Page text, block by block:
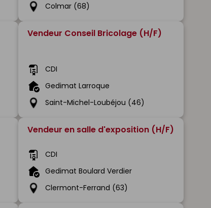
Colmar (68)
Vendeur Conseil Bricolage (H/F)
CDI
Gedimat Larroque
Saint-Michel-Loubéjou (46)
Vendeur en salle d'exposition (H/F)
CDI
Gedimat Boulard Verdier
Clermont-Ferrand (63)